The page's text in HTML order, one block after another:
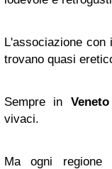
L'associazione con
trovano quasi
Sempre in Veneto
vivaci.
Ma ogni regione